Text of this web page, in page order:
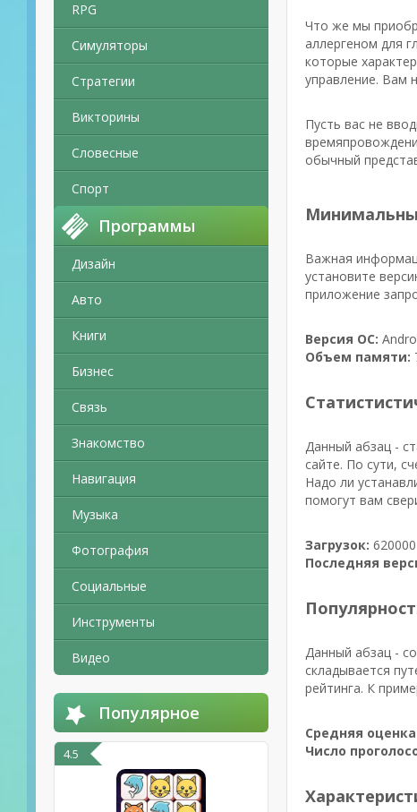
RPG
Симуляторы
Стратегии
Викторины
Словесные
Спорт
Программы
Дизайн
Авто
Книги
Бизнес
Связь
Знакомство
Навигация
Музыка
Фотография
Социальные
Инструменты
Видео
Популярное
4.5
Что же мы
аллергеном для
которые
управление. Вам
Пусть вас не
обычный
Важная
установите
приложение
Версия ОС:
Объем памяти:
Данный абзац -
сайте. По сути,
Надо ли
помогут вам
Загрузок: 620000
Последняя
Данный абзац -
складывается
рейтинга. К
Средняя
Число